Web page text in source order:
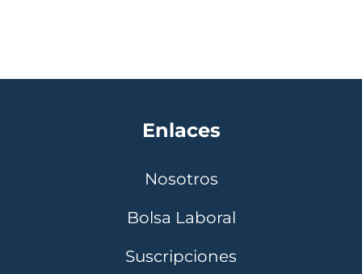
Enlaces
Nosotros
Bolsa Laboral
Suscripciones